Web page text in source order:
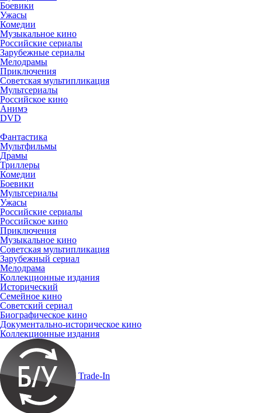
Боевики
Ужасы
Комедии
Музыкальное кино
Российские сериалы
Зарубежные сериалы
Мелодрамы
Приключения
Советская мультипликация
Мультсериалы
Российское кино
Анимэ
DVD
Фантастика
Мультфильмы
Драмы
Триллеры
Комедии
Боевики
Мультсериалы
Ужасы
Российские сериалы
Российское кино
Приключения
Музыкальное кино
Советская мультипликация
Зарубежный сериал
Мелодрама
Коллекционные издания
Исторический
Семейное кино
Советский сериал
Биографическое кино
Документально-историческое кино
Коллекционные издания
Trade-In